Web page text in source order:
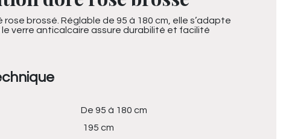
brossé. Réglable de 95 à 180 cm, elle s’adapte
verre anticalcaire assure durabilité et facilité
De 95 à 180 cm
195 cm